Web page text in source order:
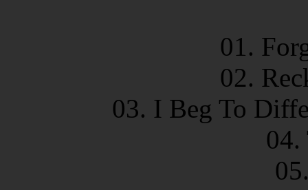
01.
02.
03. I Beg To
04.